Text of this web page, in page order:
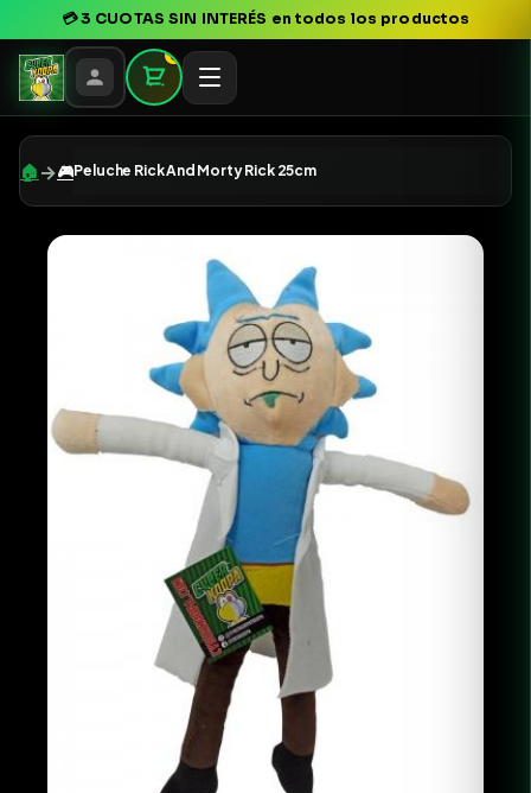
💳3 CUOTAS SIN INTERÉS en todos los productos
0
🏠 →🎮Peluche Rick And Morty Rick 25cm